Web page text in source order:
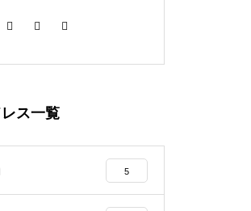
ス一覧
5